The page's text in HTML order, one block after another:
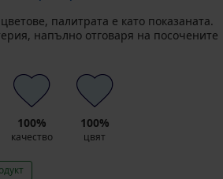
палитрата е като показаната.
напълно отговаря на посочените
100%
качество
100%
цвят